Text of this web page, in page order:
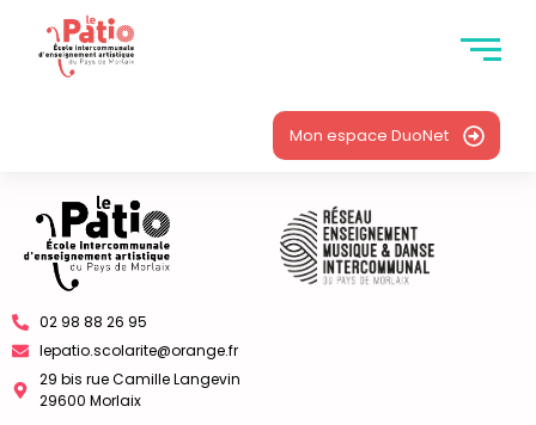
Mon espace DuoNet
02 98 88 26 95
lepatio.scolarite@orange.fr
29 bis rue Camille Langevin
29600 Morlaix